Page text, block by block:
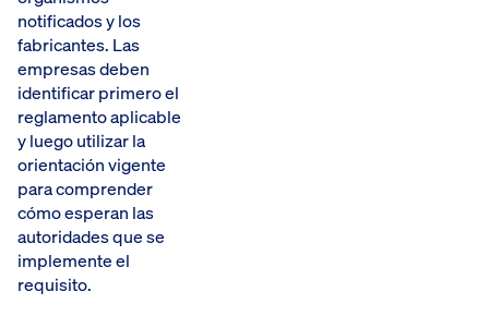
notificados y los
fabricantes. Las
empresas deben
identificar primero el
reglamento aplicable
y luego utilizar la
orientación vigente
para comprender
cómo esperan las
autoridades que se
implemente el
requisito.